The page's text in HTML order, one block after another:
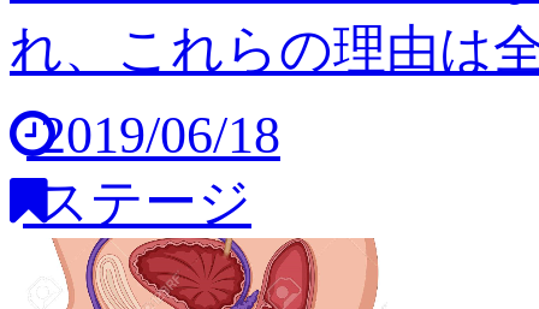
れ、これらの理由は
2019/06/18
ステージ